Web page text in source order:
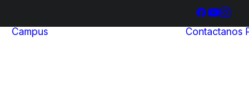
Campus Contactanos